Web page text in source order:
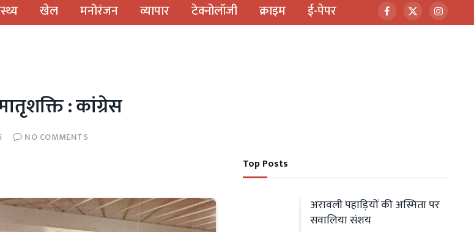
खेल मनोरंजन व्यापार टेक्नोलॉजी क्राइम ई-पेपर Facebook
X
(Twitter)
: कांग्रेस
NO COMMENTS
Top Posts
अरावली पहाड़ियों की अस्मिता पर
सवालिया संशय